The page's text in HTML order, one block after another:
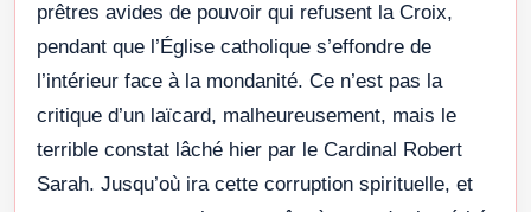
prêtres avides de pouvoir qui refusent la Croix,
pendant que l’Église catholique s’effondre de
l’intérieur face à la mondanité. Ce n’est pas la
critique d’un laïcard, malheureusement, mais le
terrible constat lâché hier par le Cardinal Robert
Sarah. Jusqu’où ira cette corruption spirituelle, et